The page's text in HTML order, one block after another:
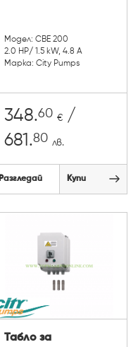
Модел: CBE 200
2.0 HP/ 1.5 kW, 4.8 A
Марка: City Pumps
348.60 € /
681.80 лв.
Разгледай Купи
Табло за